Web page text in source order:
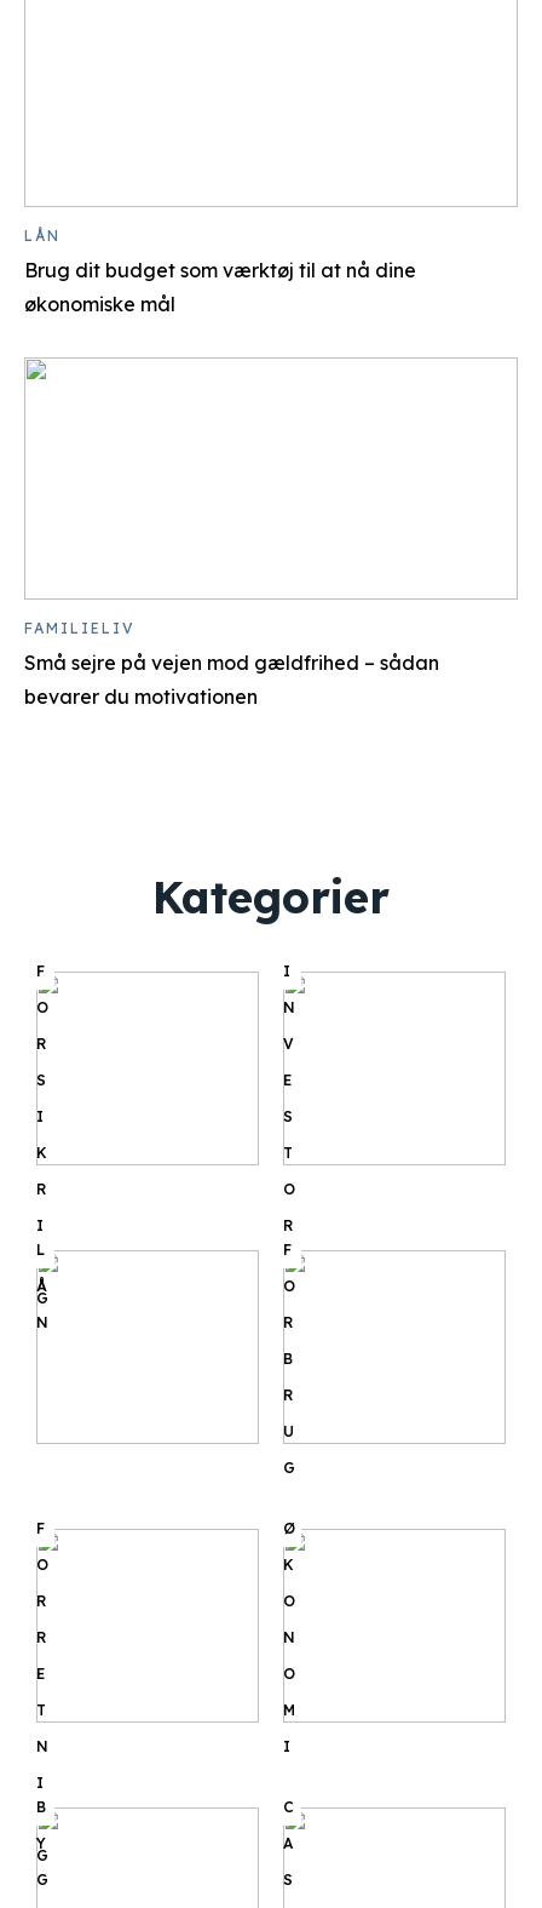
Brug dit budget som værktøj til at nå dine
økonomiske mål
LÅN
Små sejre på vejen mod gældfrihed – sådan
bevarer du motivationen
FAMILIELIV
Kategorier
F
O
R
S
I
K
R
I
G
I
N
V
E
S
T
O
R
L
Å
N
F
O
R
B
R
U
G
F
O
R
R
E
T
N
I
G
Ø
K
O
N
O
M
I
B
Y
G
C
A
S